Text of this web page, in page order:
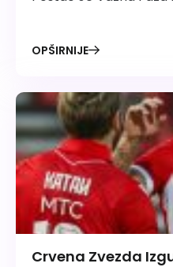
OPŠIRNIJE
Crvena Zvezda